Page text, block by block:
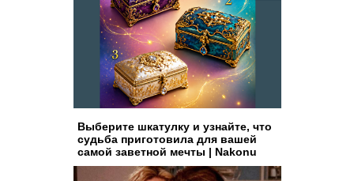
Выберите шкатулку и узнайте, что
судьба приготовила для вашей
самой заветной мечты | Nakonu